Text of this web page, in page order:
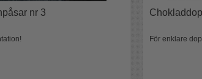
nr 3
För enklare